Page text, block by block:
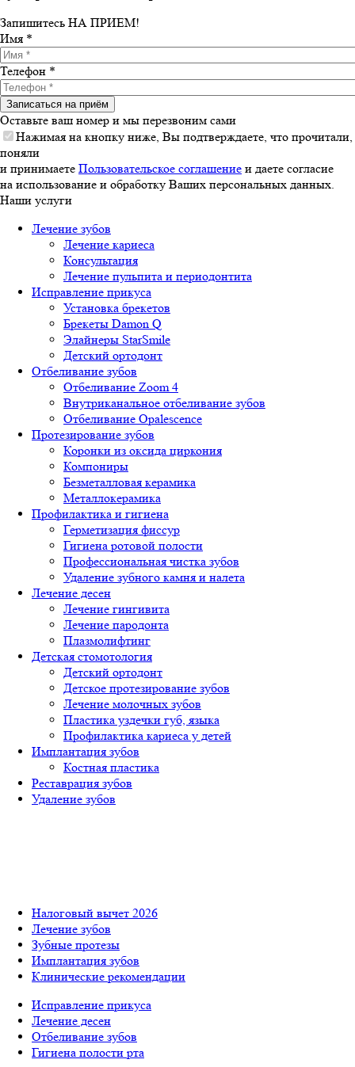
Запишитесь НА ПРИЕМ!
Имя *
Телефон *
Оставьте ваш номер и мы перезвоним сами
Нажимая на кнопку ниже, Вы подтверждаете, что прочитали,
поняли
и принимаете Пользовательское соглашение и даете согласие
на использование и обработку Ваших персональных данных.
Наши услуги
Лечение зубов
Лечение кариеса
Консультация
Лечение пульпита и периодонтита
Исправление прикуса
Установка брекетов
Брекеты Damon Q
Элайнеры StarSmile
Детский ортодонт
Отбеливание зубов
Отбеливание Zoom 4
Внутриканальное отбеливание зубов
Отбеливание Opalescence
Протезирование зубов
Коронки из оксида циркония
Компониры
Безметалловая керамика
Металлокерамика
Профилактика и гигиена
Герметизация фиссур
Гигиена ротовой полости
Профессиональная чистка зубов
Удаление зубного камня и налета
Лечение десен
Лечение гингивита
Лечение пародонта
Плазмолифтинг
Детская стомотология
Детский ортодонт
Детское протезирование зубов
Лечение молочных зубов
Пластика уздечки губ, языка
Профилактика кариеса у детей
Имплантация зубов
Костная пластика
Реставрация зубов
Удаление зубов
Налоговый вычет 2026
Лечение зубов
Зубные протезы
Имплантация зубов
Клинические рекомендации
Исправление прикуса
Лечение десен
Отбеливание зубов
Гигиена полости рта